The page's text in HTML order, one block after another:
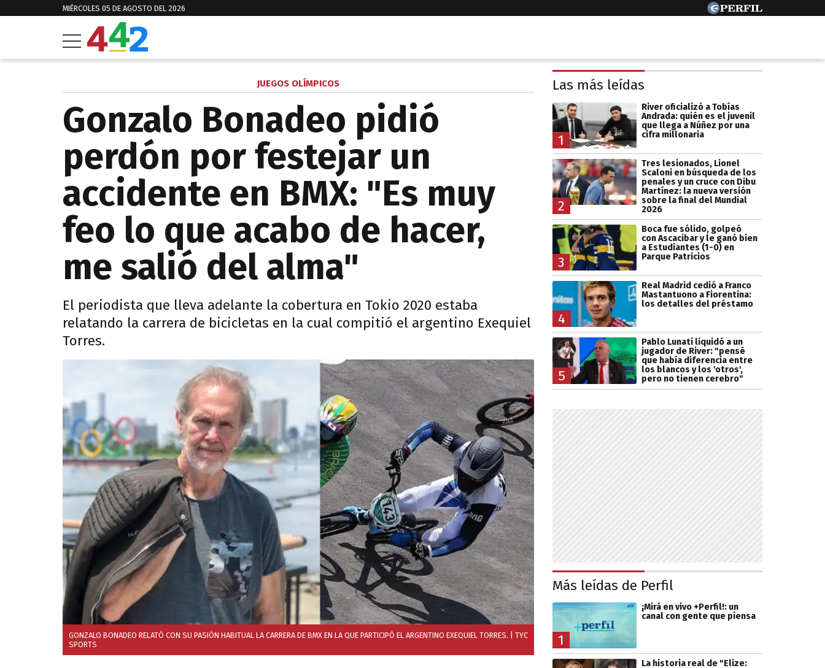
MIÉRCOLES 05 DE AGOSTO DEL 2026
JUEGOS OLÍMPICOS
Gonzalo Bonadeo pidió
perdón por festejar un
accidente en BMX: "Es muy
feo lo que acabo de hacer,
me salió del alma"
El periodista que lleva adelante la cobertura en Tokio 2020 estaba
relatando la carrera de bicicletas en la cual compitió el argentino Exequiel
Torres.
GONZALO BONADEO RELATÓ CON SU PASIÓN HABITUAL LA CARRERA DE BMX EN LA QUE PARTICIPÓ EL ARGENTINO EXEQUIEL TORRES.
| TYC
SPORTS
Las más leídas
1
River oficializó a Tobías
Andrada: quién es el juvenil
que llega a Núñez por una
cifra millonaria
2
Tres lesionados, Lionel
Scaloni en búsqueda de los
penales y un cruce con Dibu
Martínez: la nueva versión
sobre la final del Mundial
2026
3
Boca fue sólido, golpeó
con Ascacibar y le ganó bien
a Estudiantes (1-0) en
Parque Patricios
4
Real Madrid cedió a Franco
Mastantuono a Fiorentina:
los detalles del préstamo
5
Pablo Lunati liquidó a un
jugador de River: "pensé
que había diferencia entre
los blancos y los 'otros',
pero no tienen cerebro"
Más leídas de Perfil
1
¡Mirá en vivo +Perfil!: un
canal con gente que piensa
La historia real de "Elize: